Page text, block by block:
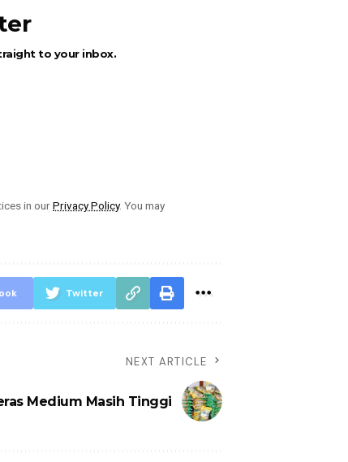
to your inbox.
in ourPrivacy Policy. You may
Twitter
NEXT ARTICLE
Medium Masih Tinggi